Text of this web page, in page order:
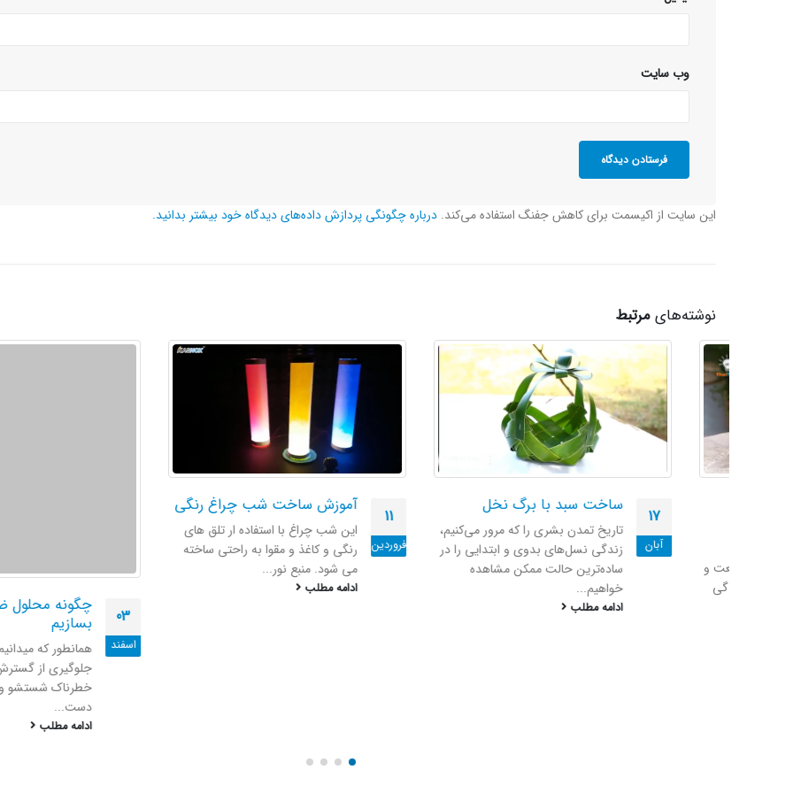
وب‌ سایت
این سایت از اکیسمت برای کاهش جفنگ استفاده می‌کند. درباره چگونگی پردازش داده‌های دیدگاه خود بیشتر بدانید.
نوشته‌هایمرتبط
ساخت سبد با برگ نخل
تاریخ تمدن بشری را که مرور می‌کنیم،
زندگی نسل‌های بدوی و ابتدایی را در
ساده‌ترین حالت ممکن مشاهده
خواهیم...
ادامه مطلب
فروردین
آموزش ساخت شب چراغ رنگی
این شب چراغ با استفاده ار تلق های
رنگی و کاغذ و مقوا به راحتی ساخته
می شود. منبع نور...
ادامه مطلب
چگونه محلول ضد
بسازیم
همانطور که میدانیم یکی از
جلوگیری از گسترش این
خطرناک شستشو و ضد
ادامه مطلب